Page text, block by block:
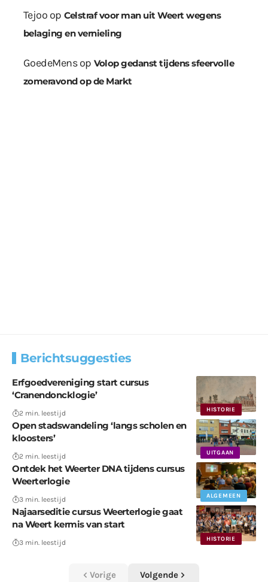
Tejoo op Celstraf voor man uit Weert wegens
belaging en vernieling
GoedeMensop Volop gedanst tijdens sfeervolle
zomeravond op de Markt
Berichtsuggesties
HISTORIE
Erfgoedvereniging start cursus
‘Cranendoncklogie’
2 min. leestijd
UITGAAN
Open stadswandeling ‘langs scholen en
kloosters’
2 min. leestijd
ALGEMEEN
Ontdek het Weerter DNA tijdens cursus
Weerterlogie
3 min. leestijd
HISTORIE
Najaarseditie cursus Weerterlogie gaat
na Weert kermis van start
3 min. leestijd
Vorige Volgende